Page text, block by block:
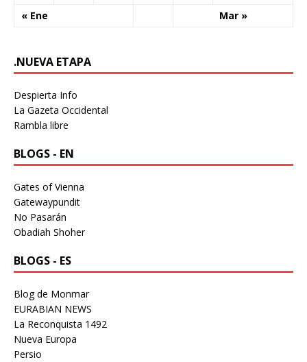
« Ene Mar »
.NUEVA ETAPA
Despierta Info
La Gazeta Occidental
Rambla libre
BLOGS - EN
Gates of Vienna
Gatewaypundit
No Pasarán
Obadiah Shoher
BLOGS - ES
Blog de Monmar
EURABIAN NEWS
La Reconquista 1492
Nueva Europa
Persio